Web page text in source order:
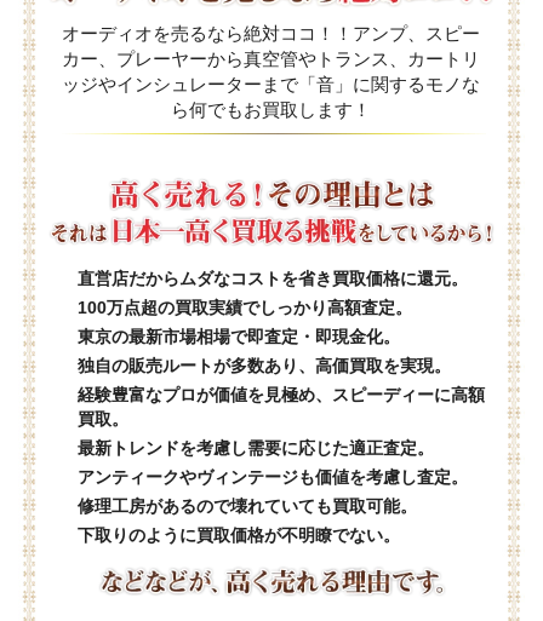
オーディオを売るなら絶対ココ！！アンプ、スピー
カー、プレーヤーから真空管やトランス、カートリ
ッジやインシュレーターまで「音」に関するモノな
ら何でもお買取します！
直営店だからムダなコストを省き買取価格に還元。
100万点超の買取実績でしっかり高額査定。
東京の最新市場相場で即査定・即現金化。
独自の販売ルートが多数あり、高価買取を実現。
経験豊富なプロが価値を見極め、スピーディーに高額
買取。
最新トレンドを考慮し需要に応じた適正査定。
アンティークやヴィンテージも価値を考慮し査定。
修理工房があるので壊れていても買取可能。
下取りのように買取価格が不明瞭でない。